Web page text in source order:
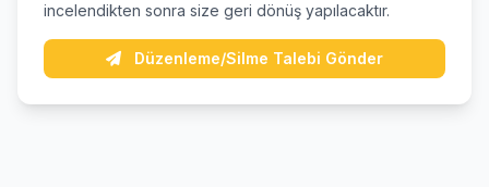
incelendikten sonra size geri dönüş yapılacaktır.
Düzenleme/Silme Talebi Gönder